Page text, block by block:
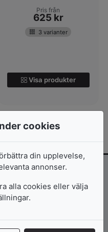
Pris från
625 kr
3 varianter
Visa produkter
Prenumerera >>
cookies
din upplevelse,
annonser.
alla cookies eller välja